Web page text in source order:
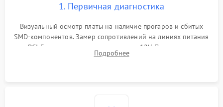
Механические повреждения
1. Первичная диагностика
Визуальный осмотр платы на наличие прогаров и сбитых
SMD-компонентов. Замер сопротивлений на линиях питания
PCI-E и дополнительных разъемах 12V. Проверка на
короткое замыкание основных дросселей питания GPU и
Подробнее